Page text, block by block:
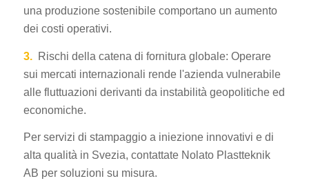
una produzione sostenibile comportano un aumento
dei costi operativi.
3.Rischi della catena di fornitura globale: Operare
sui mercati internazionali rende l'azienda vulnerabile
alle fluttuazioni derivanti da instabilità geopolitiche ed
economiche.
Per servizi di stampaggio a iniezione innovativi e di
alta qualità in Svezia, contattate Nolato Plastteknik
AB per soluzioni su misura.